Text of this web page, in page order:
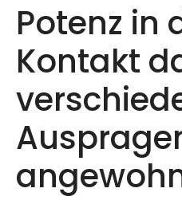
Potenz in
Kontakt